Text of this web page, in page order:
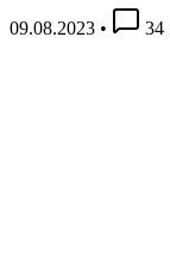
09.08.2023 • 34